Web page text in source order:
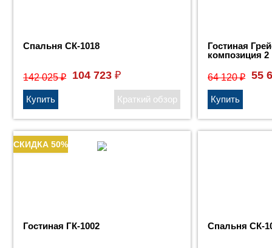
Спальня СК-1018
142 025₽ 104 723₽
Гостиная
композиция 2
64 120₽ 55
СКИДКА 50%
Гостиная ГК-1002 Спальня СК-